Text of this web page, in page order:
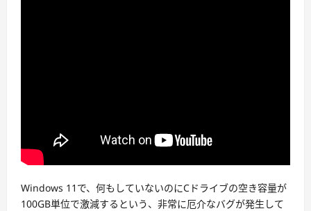
Windows 11で、何もしていないのにCドライブの空き容量が
100GB単位で激減するという、非常に厄介なバグが発生して